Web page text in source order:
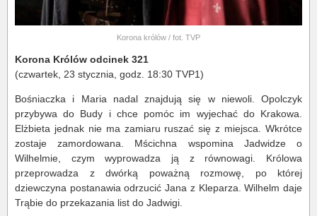
Korona królów / fot. TVP
Korona Królów odcinek 321
(czwartek, 23 stycznia, godz. 18:30 TVP1)
Bośniaczka i Maria nadal znajdują się w niewoli. Opolczyk
przybywa do Budy i chce pomóc im wyjechać do Krakowa.
Elżbieta jednak nie ma zamiaru ruszać się z miejsca. Wkrótce
zostaje zamordowana. Mścichna wspomina Jadwidze o
Wilhelmie, czym wyprowadza ją z równowagi. Królowa
przeprowadza z dwórką poważną rozmowę, po której
dziewczyna postanawia odrzucić Jana z Kleparza. Wilhelm daje
Trąbie do przekazania list do Jadwigi.